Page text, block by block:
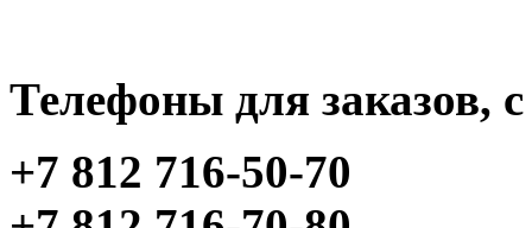
Телефоны для заказов,
+7 812 716-50-70